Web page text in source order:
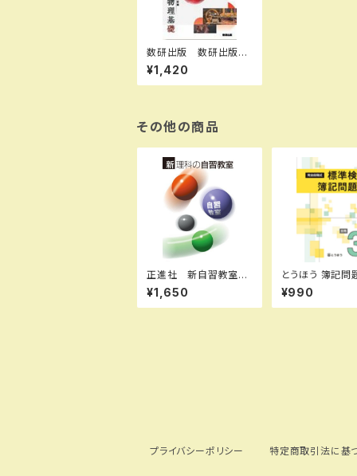
数研出版 数研出版
高校教科書 改訂版
物理基礎 ［教番：物基
104-901］ 新品 IS
CXWB SKU：00401
8243
¥1,420
その他の商品
正進社 新自習教室
理科 2026年度版
新品完全セット ISB
N： ISBN-10： SK
¥1,650
とうほう 簿記問題集 全
商３級 新品
本体と別冊解
SBN：
¥990
プライバシーポリシー 特定商取引法に基